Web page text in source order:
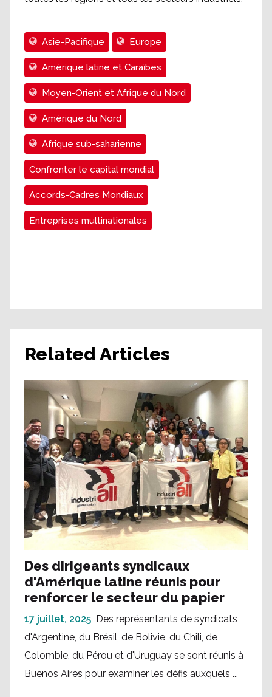
Asie-Pacifique Europe
Amérique latine et Caraïbes
Moyen-Orient et Afrique du Nord
Amérique du Nord
Afrique sub-saharienne
Confronter le capital mondial
Accords-Cadres Mondiaux
Entreprises multinationales
Related Articles
Des dirigeants syndicaux
d'Amérique latine réunis pour
renforcer le secteur du papier
17 juillet, 2025 Des représentants de syndicats
d'Argentine, du Brésil, de Bolivie, du Chili, de
Colombie, du Pérou et d'Uruguay se sont réunis à
Buenos Aires pour examiner les défis auxquels ...